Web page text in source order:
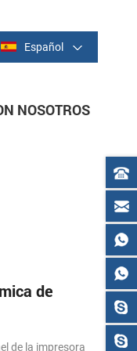
Español
NOSOTROS
de
de la impresora